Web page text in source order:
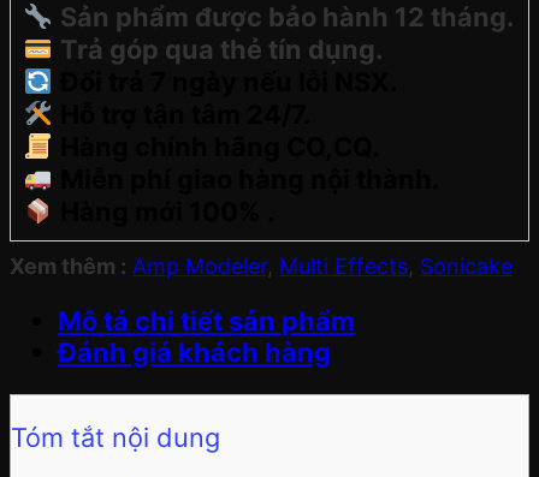
Sản phẩm được bảo hành 12 tháng.
Trả góp qua thẻ tín dụng.
Xem thêm : Amp Modeler, Multi Effects, Sonicake
Mô tả chi tiết sản phẩm
Đánh giá khách hàng
Tóm tắt nội dung